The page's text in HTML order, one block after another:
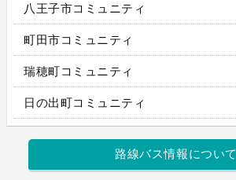
八王子市コミュニティ
町田市コミュニティ
瑞穂町コミュニティ
日の出町コミュニティ
路線バス情報について